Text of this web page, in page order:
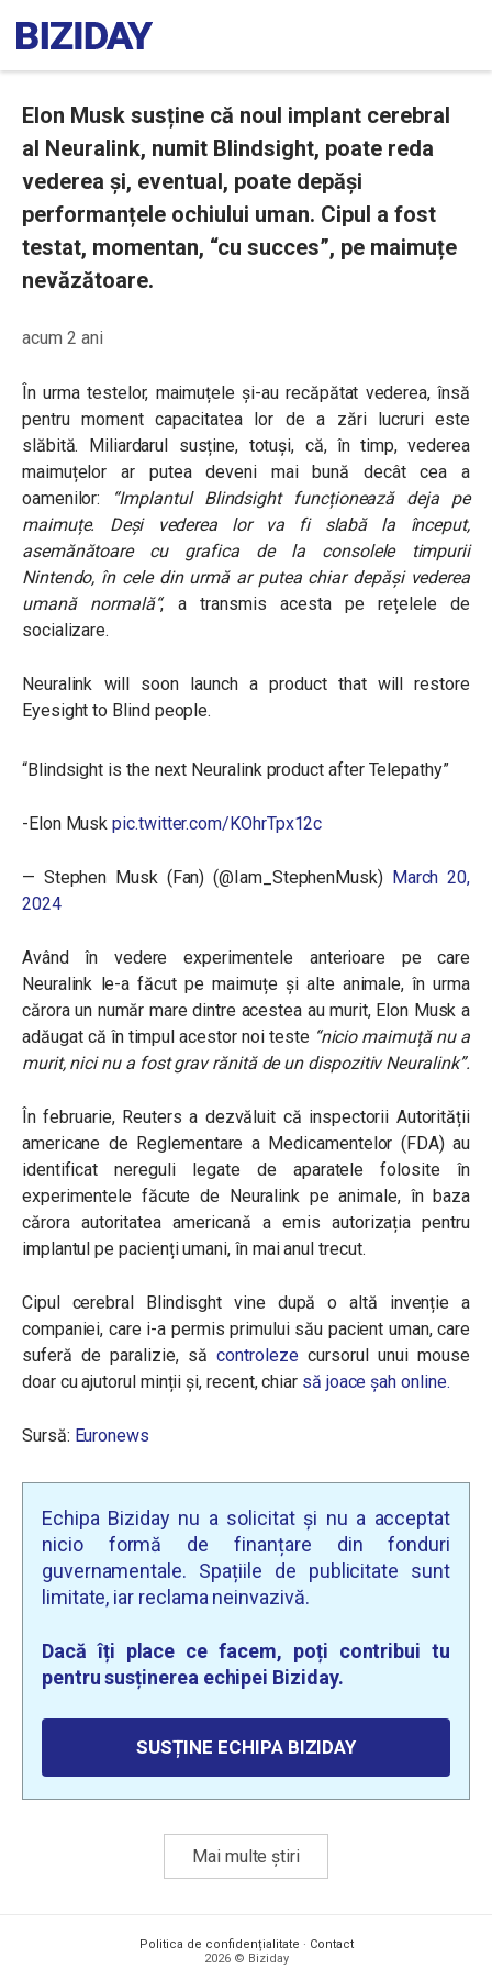
Elon Musk susține că noul implant cerebral
al Neuralink, numit Blindsight, poate reda
vederea și, eventual, poate depăși
performanțele ochiului uman. Cipul a fost
testat, momentan, “cu succes”, pe maimuțe
nevăzătoare.
acum 2 ani
În urma testelor, maimuțele și-au recăpătat vederea, însă
pentru moment capacitatea lor de a zări lucruri este
slăbită. Miliardarul susține, totuși, că, în timp, vederea
maimuțelor ar putea deveni mai bună decât cea a
oamenilor:
“Implantul Blindsight funcționează deja pe
maimuțe. Deși vederea lor va fi slabă la început,
asemănătoare cu grafica de la consolele timpurii
Nintendo, în cele din urmă ar putea chiar depăși vederea
umană normală“, a transmis acesta pe rețelele de
socializare.
Neuralink will soon launch a product that will restore
Eyesight to Blind people.
“Blindsight is the next Neuralink product after Telepathy”
-Elon Muskpic.twitter.com/KOhrTpx12c
— Stephen Musk (Fan) (@Iam_StephenMusk) March 20,
2024
Având în vedere experimentele anterioare pe care
Neuralink le-a făcut pe maimuțe și alte animale, în urma
cărora un număr mare dintre acestea au murit, Elon Musk a
adăugat că în timpul acestor noi teste “nicio maimuță nu a
murit, nici nu a fost grav rănită de un dispozitiv Neuralink”.
În februarie, Reuters a dezvăluit că inspectorii Autorității
americane de Reglementare a Medicamentelor (FDA) au
identificat nereguli legate de aparatele folosite în
experimentele făcute de Neuralink pe animale, în baza
cărora autoritatea americană a emis autorizația pentru
implantul pe pacienți umani, în mai anul trecut.
Cipul cerebral Blindisght vine după o altă invenție a
companiei, care i-a permis primului său pacient uman, care
suferă de paralizie, săcontrolezecursorul unui mouse
doar cu ajutorul minții și, recent, chiar să joace șah online.
Sursă: Euronews
Echipa Biziday nu a solicitat și nu a acceptat
nicio formă de finanțare din fonduri
guvernamentale. Spațiile de publicitate sunt
limitate, iar reclama neinvazivă.
Dacă îți place ce facem, poți contribui tu
pentru susținerea echipei Biziday.
SUSȚINE ECHIPA BIZIDAY
Mai multe știri
Politica de confidențialitate · Contact
2026 © Biziday